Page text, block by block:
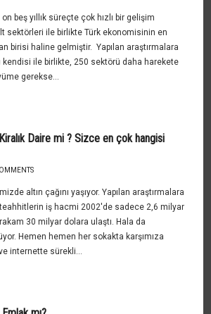
beş yıllık süreçte çok hızlı bir gelişim
sektörleri ile birlikte Türk ekonomisinin en
birisi haline gelmiştir. Yapılan araştırmalara
kendisi ile birlikte, 250 sektörü daha harekete
gerekse...
Daire mi ? Sizce en çok hangisi
altın çağını yaşıyor. Yapılan araştırmalara
iş hacmi 2002'de sadece 2,6 milyar
30 milyar dolara ulaştı. Hala da
Hemen hemen her sokakta karşımıza
internette sürekli...